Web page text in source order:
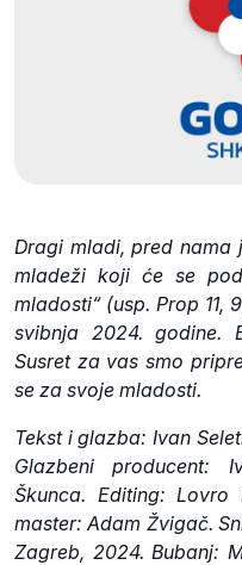
Dragi mladi, pred nama
mladeži koji će se
mladosti“ (usp. Prop 11,
svibnja 2024. godine.
Susret za vas smo
se za svoje mladosti.
Tekst i glazba: Ivan
Glazbeni producent:
Škunca. Editing:
master: Adam Žvigač.
Zagreb, 2024. Bubanj: